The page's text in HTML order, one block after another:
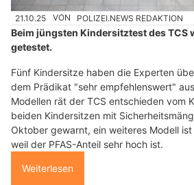
21.10.25 VON POLIZEI.NEWS REDAKTION
Beim jüngsten Kindersitztest des TCS
getestet.
Fünf Kindersitze haben die Experten
dem Prädikat "sehr empfehlenswert"
Modellen rät der TCS entschieden vom
beiden Kindersitzen mit
Oktober gewarnt, ein weiteres Modell
weil der PFAS-Anteil sehr hoch ist.
Weiterlesen